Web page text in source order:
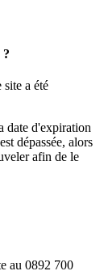
?
site a été
date d'expiration
dépassée, alors
afin de le
au 0892 700